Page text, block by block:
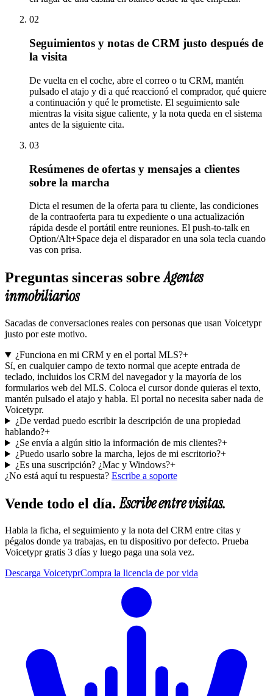
02
Seguimientos y notas de CRM justo después de
la visita
De vuelta en el coche, abre el correo o tu CRM, mantén
pulsado el atajo y di a qué reaccionó el comprador, qué quiere
a continuación y qué le prometiste. El seguimiento sale
mientras la visita sigue caliente, y la nota queda en el sistema
antes de la siguiente cita.
03
Resúmenes de ofertas y mensajes a clientes
sobre la marcha
Dicta el resumen de la oferta para tu cliente, las condiciones
de la contraoferta para tu expediente o una actualización
rápida desde el portátil entre reuniones. El push-to-talk en
Option/Alt+Space deja el disparador en una sola tecla cuando
vas con prisa.
Preguntas sinceras sobre Agentes
inmobiliarios
Sacadas de conversaciones reales con personas que usan Voicetypr
justo por este motivo.
¿Funciona en mi CRM y en el portal MLS?+
Sí, en cualquier campo de texto normal que acepte entrada de
teclado, incluidos los CRM del navegador y la mayoría de los
formularios web del MLS. Coloca el cursor donde quieras el texto,
mantén pulsado el atajo y habla. El portal no necesita saber nada de
Voicetypr.
¿De verdad puedo escribir la descripción de una propiedad
hablando?+
¿Se envía a algún sitio la información de mis clientes?+
¿Puedo usarlo sobre la marcha, lejos de mi escritorio?+
¿Es una suscripción? ¿Mac y Windows?+
¿No está aquí tu respuesta? Escribe a soporte
Vende todo el día.Escribe entre visitas.
Habla la ficha, el seguimiento y la nota del CRM entre citas y
pégalos donde ya trabajas, en tu dispositivo por defecto. Prueba
Voicetypr gratis 3 días y luego paga una sola vez.
Descarga VoicetyprCompra la licencia de por vida